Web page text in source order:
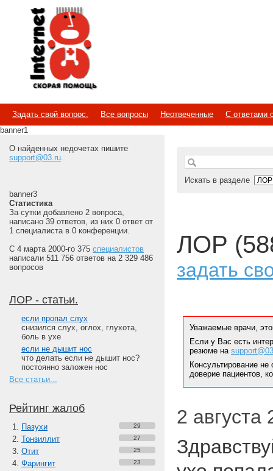
Internet
Скорая помощь
Задать свой вопрос. Все вопросы Неотвеченные
С ответами
banner1
О найденных недочетах пишите
support@03.ru.
banner3
Статистика
За сутки добавлено 2 вопроса,
написано 39 ответов, из них 0 ответ от
1 специалиста в 0 конференции.
С 4 марта 2000-го 375 специалистов
написали 511 756 ответов на 2 329 486
вопросов
ЛОР - статьи.
если пропал слух
снизился слух, оглох, глухота,
боль в ухе
если не дышит нос
что делать если не дышит нос?
постоянно заложен нос
Все статьи...
Рейтинг жалоб
Пазухи 29
Тонзиллит 27
Отит 25
Фарингит 23
Искать в разделе
ЛОР
задать
Уважаемые врачи,
Если у Вас есть
резюме на
Консультирование
доверие пациентов,
2 августа